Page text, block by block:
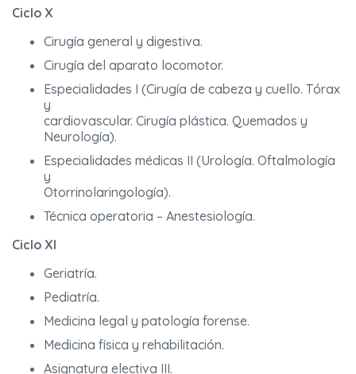
Ciclo X
Cirugía general y digestiva.
Cirugía del aparato locomotor.
Especialidades I (Cirugía de cabeza y cuello. Tórax
y
cardiovascular. Cirugía plástica. Quemados y
Neurología).
Especialidades médicas II (Urología. Oftalmología
y
Otorrinolaringología).
Técnica operatoria – Anestesiología.
Ciclo XI
Geriatría.
Pediatría.
Medicina legal y patología forense.
Medicina física y rehabilitación.
Asignatura electiva III.